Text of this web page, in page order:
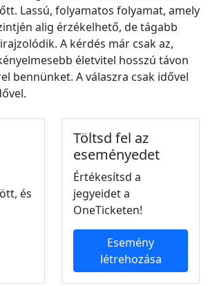
Lassú, folyamatos folyamat, amely
alig érzékelhető, de tágabb
A kérdés már csak az,
életvitel hosszú távon
bennünket. A válaszra csak idővel
és
Töltsd fel az
eseményedet
Értékesítsd a
jegyeidet a
OneTicketen!
Esemény
létrehozása